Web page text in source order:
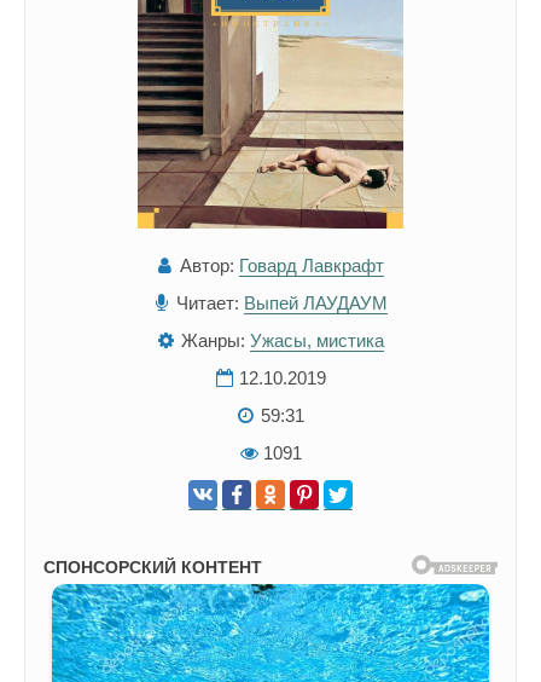
Автор: Говард Лавкрафт
Читает: Выпей ЛАУДАУМ
Жанры: Ужасы, мистика
12.10.2019
59:31
1091